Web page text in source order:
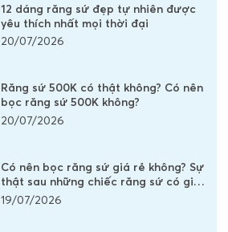
12 dáng răng sứ đẹp tự nhiên được
yêu thích nhất mọi thời đại
20/07/2026
Răng sứ 500K có thật không? Có nên
bọc răng sứ 500K không?
20/07/2026
Có nên bọc răng sứ giá rẻ không? Sự
thật sau những chiếc răng sứ có giá
vài trăm nghìn
19/07/2026